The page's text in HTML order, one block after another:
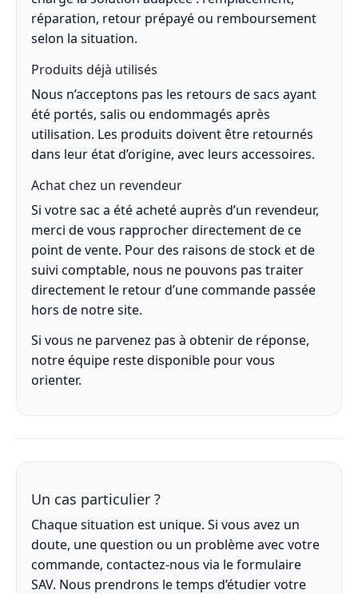
réparation, retour prépayé ou remboursement
selon la situation.
Produits déjà utilisés
Nous n’acceptons pas les retours de sacs ayant
été portés, salis ou endommagés après
utilisation. Les produits doivent être retournés
dans leur état d’origine, avec leurs accessoires.
Achat chez un revendeur
Si votre sac a été acheté auprès d’un revendeur,
merci de vous rapprocher directement de ce
point de vente. Pour des raisons de stock et de
suivi comptable, nous ne pouvons pas traiter
directement le retour d’une commande passée
hors de notre site.
Si vous ne parvenez pas à obtenir de réponse,
notre équipe reste disponible pour vous
orienter.
Un cas particulier ?
Chaque situation est unique. Si vous avez un
doute, une question ou un problème avec votre
commande, contactez-nous via le formulaire
SAV. Nous prendrons le temps d’étudier votre